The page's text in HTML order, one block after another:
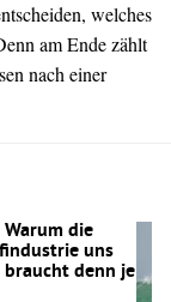
welches
am Ende zählt
nach einer
Warum die
uns
denn je